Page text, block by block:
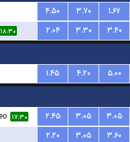
۴.۵۰ ۳.۷۰
۱.۶۷
۱۸:۳۰ ۲.۰۴ ۳.۳۰
۳.۴۰
۱.۴۵ ۴.۲۰
۵.۰۰
۱۷:۳۰ ۲.۴۵ ۳.۰۵
۳.۰۵
۲.۲۰ ۳.۰۵
۳.۶۰